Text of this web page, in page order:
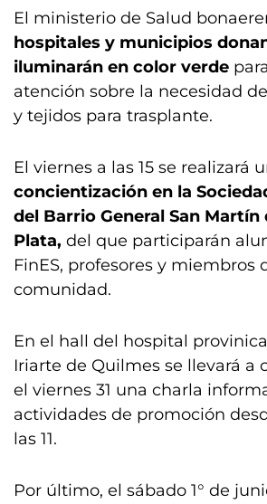
El ministerio de Salud
hospitales y municipios
iluminarán en color verde
atención sobre la necesidad
y tejidos para trasplante.
El viernes a las 15 se realizará
concientización en la
del Barrio General San Martín
Plata, del que participarán
FinES, profesores y miembros
comunidad.
En el hall del hospital
Iriarte de Quilmes se llevará a
el viernes 31 una charla
actividades de promoción
las 11.
Por último, el sábado 1° de